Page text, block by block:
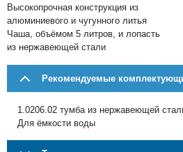
Высокопрочная конструкция из
алюминиевого и чугунного литья
Чаша, объёмом 5 литров, и лопасть
из нержавеющей стали
Рекомендуемые
1.0206.02 тумба из нержавеющей
Для ёмкости воды